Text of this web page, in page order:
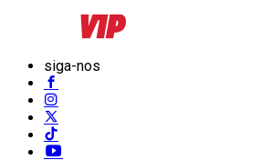
siga-nos